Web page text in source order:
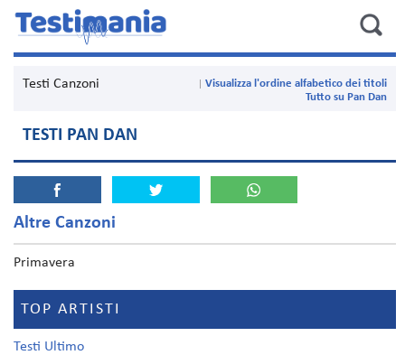
Testi Canzoni
Visualizza l'ordine alfabetico dei titoli
Tutto su Pan Dan
TESTI PAN DAN
Altre Canzoni
Primavera
TOP ARTISTI
Testi Ultimo